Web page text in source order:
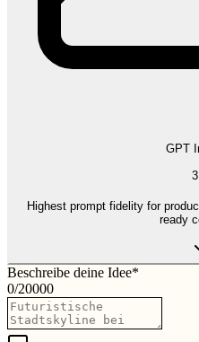
GPT
3
Highest prompt fidelity for
ready
Beschreibe deine Idee*
0/20000